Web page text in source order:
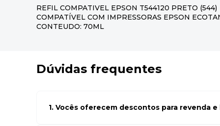
REFIL COMPATIVEL EPSON T544120 PRETO (544)
COMPATÍVEL COM IMPRESSORAS EPSON
CONTEUDO: 70ML
Dúvidas frequentes
1. Vocês oferecem descontos para revenda